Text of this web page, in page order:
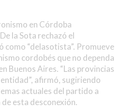
en Córdoba
la Sota rechazó el
como “delasotista”. Promueve
cordobés que no dependa
Buenos Aires. “Las provincias
afirmó, sugiriendo
actuales del partido a
esta desconexión.